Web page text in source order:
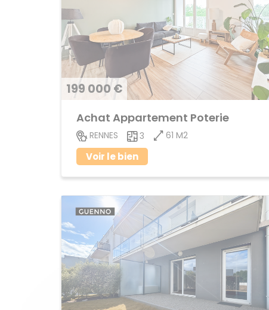
199 000 €
Achat Appartement Poterie
RENNES 3 61 M2
Voir le bien